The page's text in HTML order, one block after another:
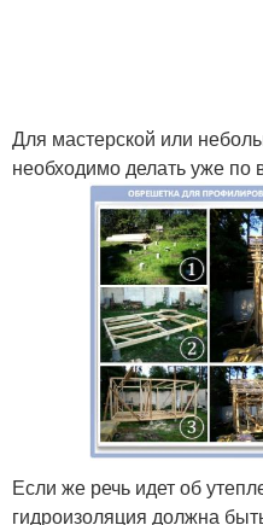
Для мастерской или
необходимо делать уже по
Если же речь идет об
гидроизоляция должна